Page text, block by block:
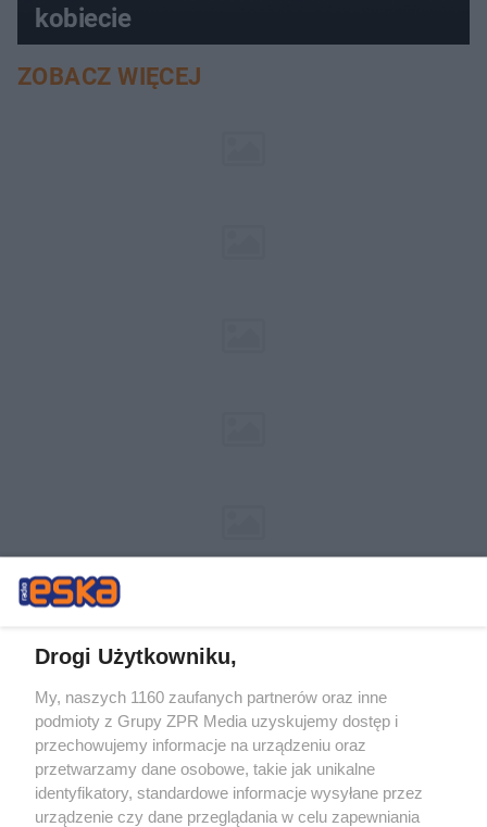
kobiecie
ZOBACZ WIĘCEJ
Żaden utwór zamieszczony w serwisie nie może być powielany i
rozpowszechniany lub dalej rozpowszechniany w jakikolwiek sposób (w
tym także elektroniczny lub mechaniczny) na jakimkolwiek polu
eksploatacji w jakiejkolwiek formie, włącznie z umieszczaniem w
Internecie bez pisemnej zgody właściciela praw. Jakiekolwiek użycie lub
wykorzystanie utworów w całości lub w części z naruszeniem prawa,
tzn. bez właściwej zgody, jest zabronione pod groźbą kary i może być
Drogi Użytkowniku,
My, naszych 1160 zaufanych partnerów oraz inne
podmioty z Grupy ZPR Media uzyskujemy dostęp i
przechowujemy informacje na urządzeniu oraz
przetwarzamy dane osobowe, takie jak unikalne
identyfikatory, standardowe informacje wysyłane przez
urządzenie czy dane przeglądania w celu zapewniania